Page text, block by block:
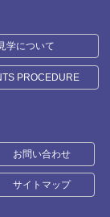
学について
PROCEDURE
お問い合わせ
サイトマップ